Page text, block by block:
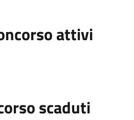
attivi
scaduti